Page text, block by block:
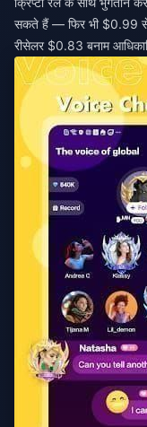
सकते हैं — फिर भी $0.99 से
रीसेलर $0.83 बनाम